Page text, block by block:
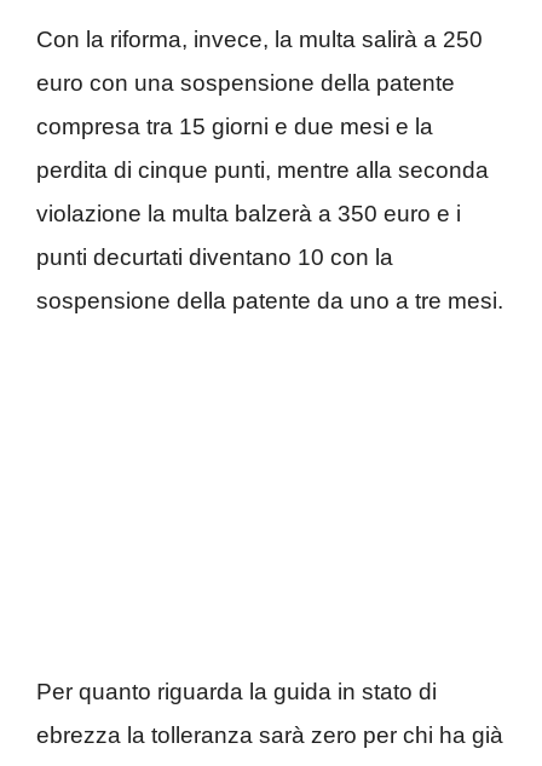
Con la riforma, invece, la multa salirà a 250
euro con una sospensione della patente
compresa tra 15 giorni e due mesi e la
perdita di cinque punti, mentre alla seconda
violazione la multa balzerà a 350 euro e i
punti decurtati diventano 10 con la
sospensione della patente da uno a tre mesi.
Per quanto riguarda la guida in stato di
ebrezza la tolleranza sarà zero per chi ha già